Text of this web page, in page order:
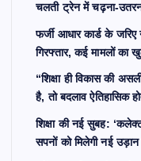
चलती ट्रेन में चढ़ना-
फर्जी आधार कार्ड के जरिए
गिरफ्तार, कई मामलों का
“शिक्षा ही विकास की
है, तो बदलाव ऐतिहासिक
शिक्षा की नई सुबह:
सपनों को मिलेगी नई उड़ान